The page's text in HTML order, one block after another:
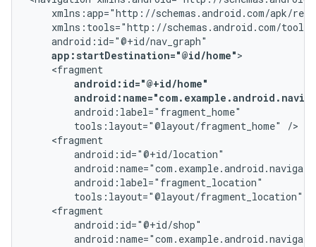
app:startDestination="@id/home"
tools:layout="@layout/fragment_home"
tools:layout="@layout/fragment_location"